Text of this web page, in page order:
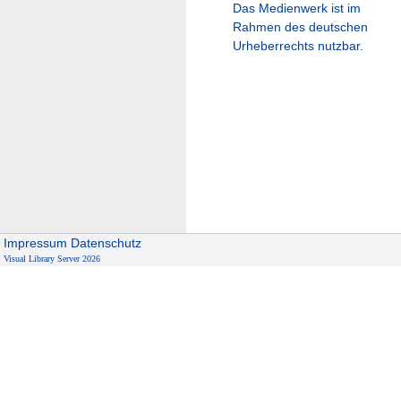
Das Medienwerk ist im
Rahmen des deutschen
Urheberrechts nutzbar.
Impressum Datenschutz
Visual Library Server 2026